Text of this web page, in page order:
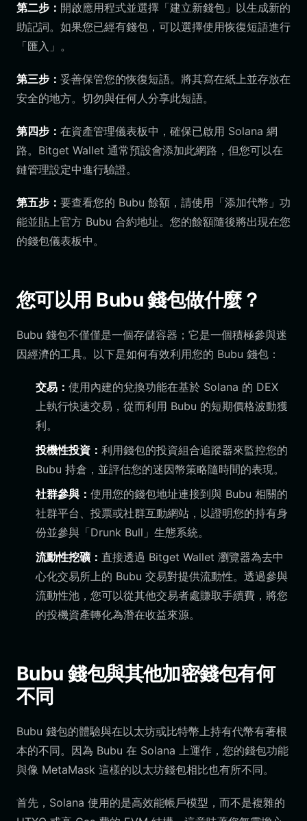
第二步： 開啟應用程式並選擇「建立新錢包」以生成新的
助記詞。如果您已經有錢包，可以選擇使用恢復短語進行
「匯入」。
第三步： 妥善保管您的恢復短語。將其寫在紙上並存放在
安全的地方。切勿與任何人分享此短語。
第四步： 在資產管理儀表板中，確保已啟用 Solana 網
路。Bitget Wallet 通常預設會添加此網路，但您可以在
鏈管理設定中進行驗證。
第五步： 要查看您的 Bubu 餘額，請使用「添加代幣」功
能並貼上官方 Bubu 合約地址。您的餘額隨後將出現在您
的錢包儀表板中。
您可以用 Bubu 錢包做什麼？
Bubu 錢包不僅僅是一個存儲容器；它是一個積極參與迷
因經濟的工具。以下是如何有效利用您的 Bubu 錢包：
交易： 使用內建的兌換功能在基於 Solana 的 DEX
上執行快速交易，從而利用 Bubu 的短期價格波動獲
利。
投機性投資： 利用錢包的投資組合追蹤器來監控您的
Bubu 持倉，並評估您的迷因幣策略隨時間的表現。
社群參與： 使用您的錢包地址連接到與 Bubu 相關的
社群平台、投票或社群互動網站，以證明您的持有身
份並參與「Drunk Bull」生態系統。
流動性挖礦： 直接透過 Bitget Wallet 瀏覽器為去中
心化交易所上的 Bubu 交易對提供流動性。透過參與
流動性池，您可以從其他交易者處賺取手續費，將您
的投機資產轉化為潛在收益來源。
Bubu 錢包與其他加密錢包有何
不同
Bubu 錢包的體驗與在以太坊或比特幣上持有代幣有著根
本的不同。因為 Bubu 在 Solana 上運作，您的錢包功能
與像 MetaMask 這樣的以太坊錢包相比也有所不同。
首先，Solana 使用的是高效能帳戶模型，而不是複雜的